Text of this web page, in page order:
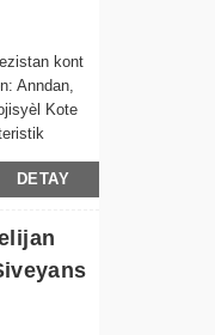
kont
Anndan,
Kote
DETAY